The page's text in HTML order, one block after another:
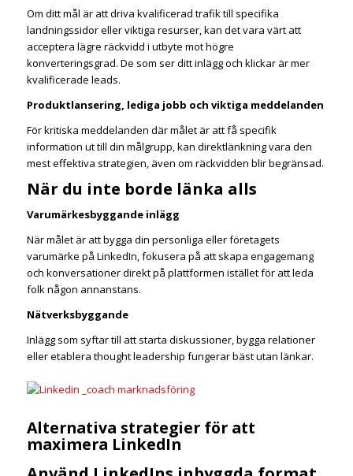
Om ditt mål är att driva kvalificerad trafik till specifika
landningssidor eller viktiga resurser, kan det vara värt att
acceptera lägre räckvidd i utbyte mot högre
konverteringsgrad. De som ser ditt inlägg och klickar är mer
kvalificerade leads.
Produktlansering, lediga jobb och viktiga meddelanden
För kritiska meddelanden där målet är att få specifik
information ut till din målgrupp, kan direktlänkning vara den
mest effektiva strategien, även om räckvidden blir begränsad.
När du inte borde länka alls
Varumärkesbyggande inlägg
När målet är att bygga din personliga eller företagets
varumärke på LinkedIn, fokusera på att skapa engagemang
och konversationer direkt på plattformen istället för att leda
folk någon annanstans.
Nätverksbyggande
Inlägg som syftar till att starta diskussioner, bygga relationer
eller etablera thought leadership fungerar bäst utan länkar.
Alternativa strategier för att
maximera LinkedIn